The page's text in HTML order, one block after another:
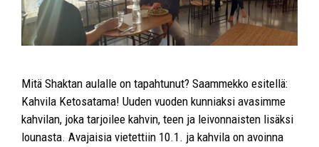
Mitä Shaktan aulalle on tapahtunut? Saammekko esitellä:
Kahvila Ketosatama! Uuden vuoden kunniaksi avasimme
kahvilan, joka tarjoilee kahvin, teen ja leivonnaisten lisäksi
lounasta. Avajaisia vietettiin 10.1. ja kahvila on avoinna